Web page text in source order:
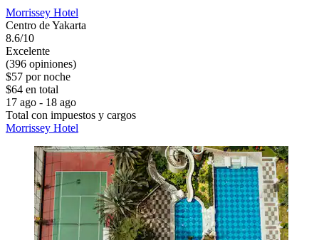
Morrissey Hotel
Centro de Yakarta
8.6/10
Excelente
(396 opiniones)
$57 por noche
$64 en total
17 ago - 18 ago
Total con impuestos y cargos
Morrissey Hotel